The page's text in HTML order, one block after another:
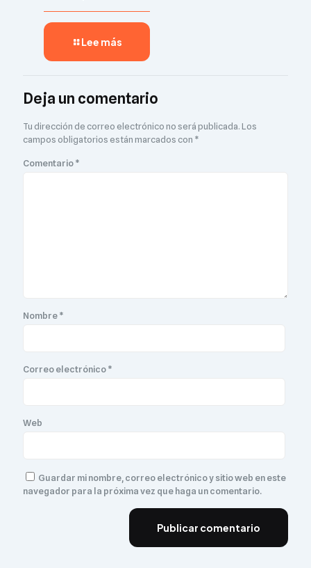
Lee más
Deja un comentario
Tu dirección de correo electrónico no será publicada.Los
campos obligatorios están marcados con *
Comentario*
Nombre*
Correo electrónico*
Web
Guardar mi nombre, correo electrónico y sitio web en este
navegador para la próxima vez que haga un comentario.